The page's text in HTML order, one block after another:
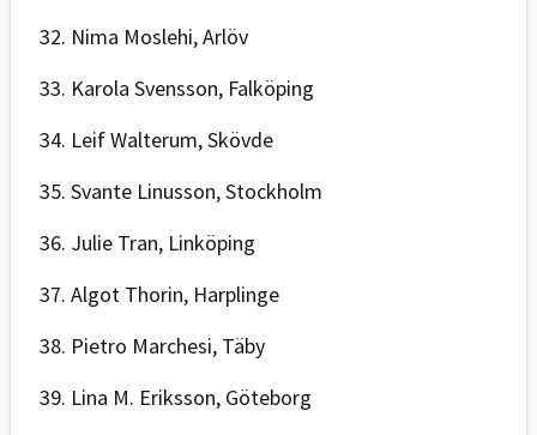
32. Nima Moslehi, Arlöv
33. Karola Svensson, Falköping
34. Leif Walterum, Skövde
35. Svante Linusson, Stockholm
36. Julie Tran, Linköping
37. Algot Thorin, Harplinge
38. Pietro Marchesi, Täby
39. Lina M. Eriksson, Göteborg